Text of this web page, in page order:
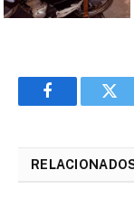
Facebook